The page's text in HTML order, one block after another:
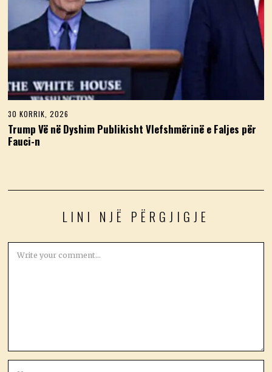
30 KORRIK, 2026
K
,
0
2
Trump Vë në Dyshim Publikisht Vlefshmërinë e Faljes për
Fauci-n
LINI NJË PËRGJIGJE